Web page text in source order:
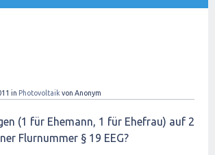
in Photovoltaik von Anonym
(1 für Ehemann, 1 für Ehefrau) auf 2
Flurnummer § 19 EEG?